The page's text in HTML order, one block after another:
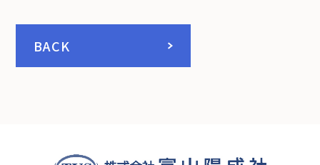
BACK